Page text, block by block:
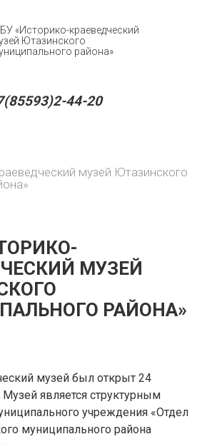
«Историко-краеведческий
Ютазинского
района»
44-20
музей Ютазинского
МУЗЕЙ
РАЙОНА»
музей был открыт 24
Музей является структурным
учреждения «Отдел
муниципального района